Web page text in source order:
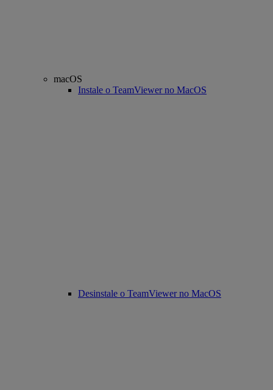
macOS
Instale o TeamViewer no MacOS
Desinstale o TeamViewer no MacOS